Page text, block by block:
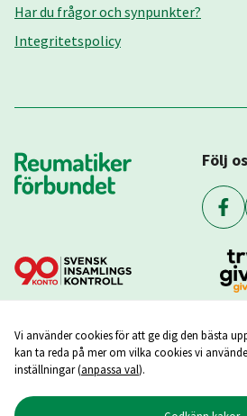
Har du frågor och synpunkter?
Integritetspolicy
Följ
Vi använder cookies för att ge dig den bästa
kan ta reda på mer om vilka cookies vi
inställningar (anpassa val).